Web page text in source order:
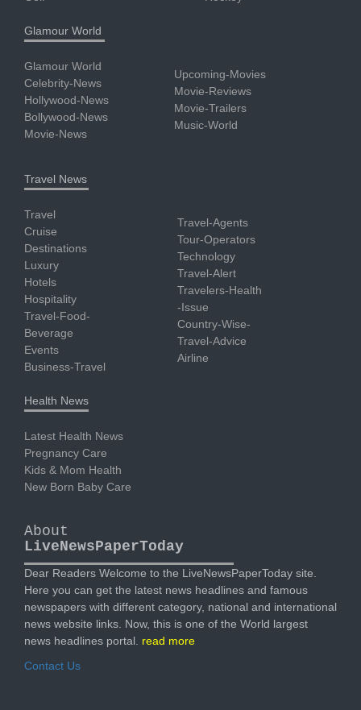
Glamour World
Glamour World
Celebrity-News
Hollywood-News
Bollywood-News
Movie-News
Upcoming-Movies
Movie-Reviews
Movie-Trailers
Music-World
Travel News
Travel
Cruise
Destinations
Luxury
Hotels
Hospitality
Travel-Food-
Beverage
Events
Business-Travel
Travel-Agents
Tour-Operators
Technology
Travel-Alert
Travelers-Health
-Issue
Country-Wise-
Travel-Advice
Airline
Health News
Latest Health News
Pregnancy Care
Kids & Mom Health
New Born Baby Care
About
LiveNewsPaperToday
Dear Readers Welcome to the LiveNewsPaperToday site.
Here you can get the latest news headlines and famous
newspapers with different category, national and international
news website links. Now, this is one of the World largest
news headlines portal. read more
Contact Us